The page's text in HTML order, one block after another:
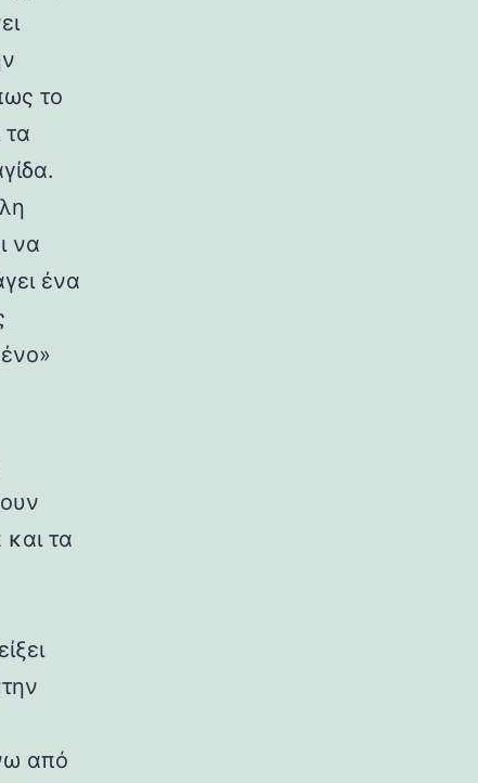
το
να
ένα
τα
από